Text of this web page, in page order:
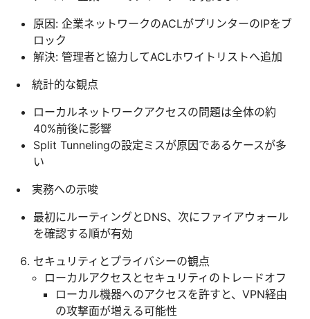
原因: 企業ネットワークのACLがプリンターのIPをブ
ロック
解決: 管理者と協力してACLホワイトリストへ追加
統計的な観点
ローカルネットワークアクセスの問題は全体の約
40%前後に影響
Split Tunnelingの設定ミスが原因であるケースが多
い
実務への示唆
最初にルーティングとDNS、次にファイアウォール
を確認する順が有効
セキュリティとプライバシーの観点
ローカルアクセスとセキュリティのトレードオフ
ローカル機器へのアクセスを許すと、VPN経由
の攻撃面が増える可能性